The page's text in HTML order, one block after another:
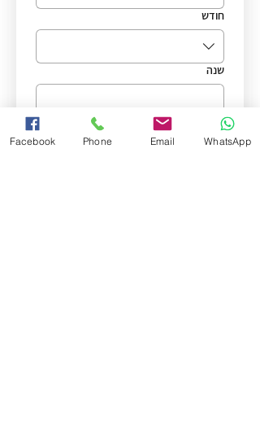
חודש
שנה
שעת התחלה משוערת
Facebook Phone Email WhatsApp